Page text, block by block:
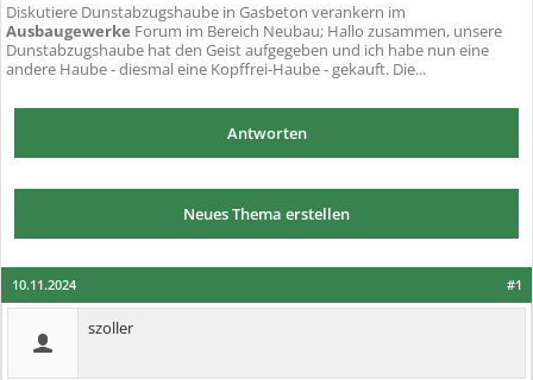
Diskutiere Dunstabzugshaube in Gasbeton verankern im
Ausbaugewerke Forum im Bereich Neubau; Hallo zusammen, unsere
Dunstabzugshaube hat den Geist aufgegeben und ich habe nun eine
andere Haube - diesmal eine Kopffrei-Haube - gekauft. Die...
Antworten
Neues Thema erstellen
#1
10.11.2024
szoller